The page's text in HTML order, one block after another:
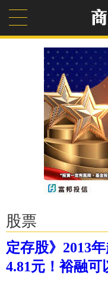
股票
定存股》2013
4.81元！裕融